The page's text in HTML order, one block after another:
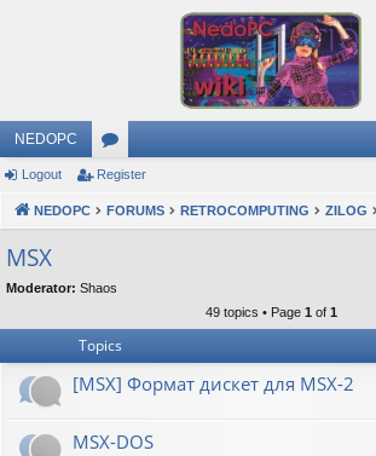
NEDOPC
or
u
s
Logout Register
NEDOPC FORUMS RETROCOMPUTING ZILOG
MSX
Moderator: Shaos
49 topics • Page 1 of 1
Topics
[MSX] Формат дискет для MSX-2
MSX-DOS